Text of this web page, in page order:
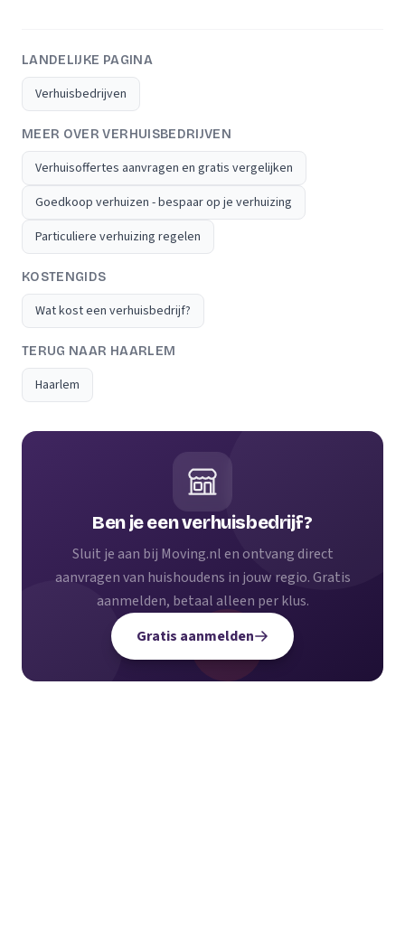
LANDELIJKE PAGINA
Verhuisbedrijven
MEER OVER VERHUISBEDRIJVEN
Verhuisoffertes aanvragen en gratis vergelijken
Goedkoop verhuizen - bespaar op je verhuizing
Particuliere verhuizing regelen
KOSTENGIDS
Wat kost een verhuisbedrijf?
TERUG NAAR HAARLEM
Haarlem
Ben je een verhuisbedrijf?
Sluit je aan bij Moving.nl en ontvang direct
aanvragen van huishoudens in jouw regio. Gratis
aanmelden, betaal alleen per klus.
Gratis aanmelden